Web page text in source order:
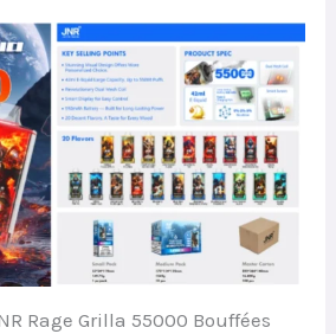
Rage Grilla 55000 Bouffées